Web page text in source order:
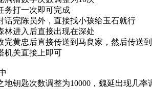
务打一次即可完成
话完陈员外，直接找小孩给玉石就行
林进入后直接出现在深处
完黄忠后直接传送到马良家，然后传送
机关直接上即可
地钥匙次数调整为10000，魏延出现几率